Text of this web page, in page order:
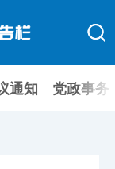
通知 党政事务